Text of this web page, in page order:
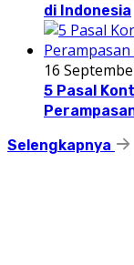
di Indonesia
16
5 Pasal
Selengkapnya